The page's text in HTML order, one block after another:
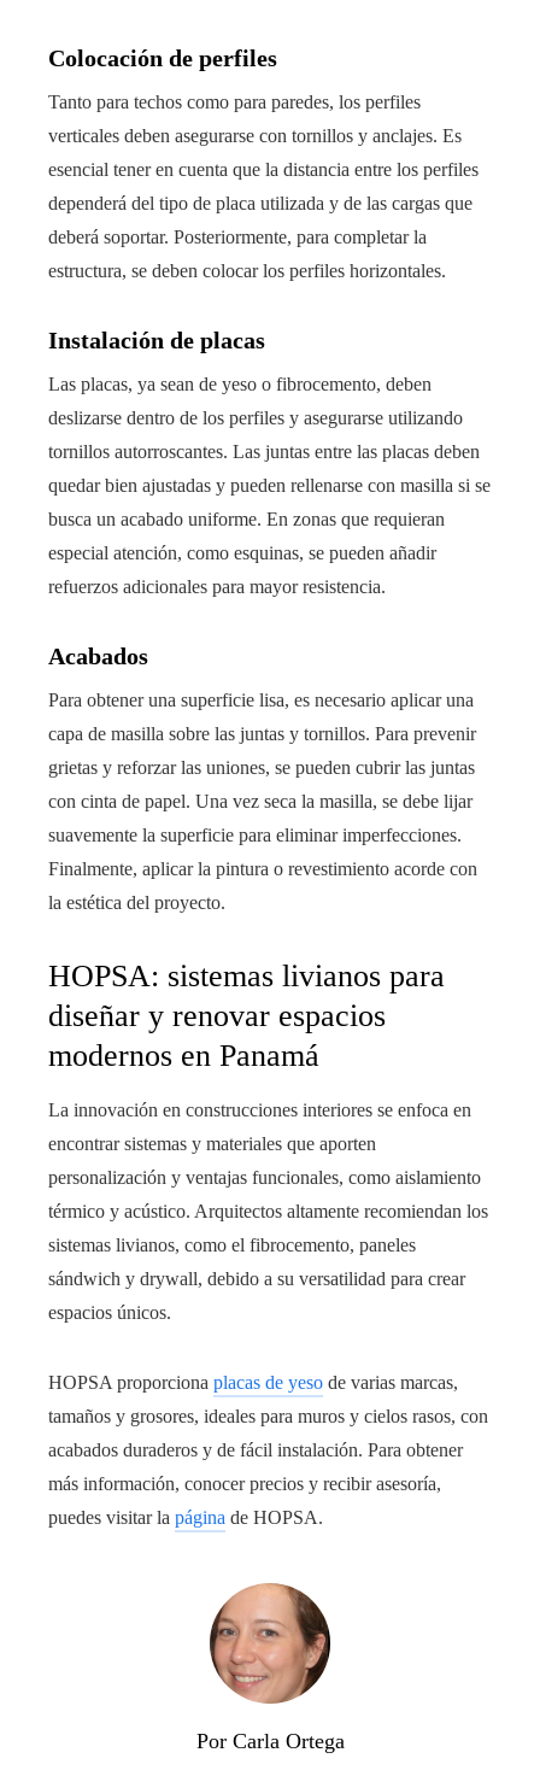
Colocación de perfiles
Tanto para techos como para paredes, los perfiles
verticales deben asegurarse con tornillos y anclajes. Es
esencial tener en cuenta que la distancia entre los perfiles
dependerá del tipo de placa utilizada y de las cargas que
deberá soportar. Posteriormente, para completar la
estructura, se deben colocar los perfiles horizontales.
Instalación de placas
Las placas, ya sean de yeso o fibrocemento, deben
deslizarse dentro de los perfiles y asegurarse utilizando
tornillos autorroscantes. Las juntas entre las placas deben
quedar bien ajustadas y pueden rellenarse con masilla si se
busca un acabado uniforme. En zonas que requieran
especial atención, como esquinas, se pueden añadir
refuerzos adicionales para mayor resistencia.
Acabados
Para obtener una superficie lisa, es necesario aplicar una
capa de masilla sobre las juntas y tornillos. Para prevenir
grietas y reforzar las uniones, se pueden cubrir las juntas
con cinta de papel. Una vez seca la masilla, se debe lijar
suavemente la superficie para eliminar imperfecciones.
Finalmente, aplicar la pintura o revestimiento acorde con
la estética del proyecto.
HOPSA: sistemas livianos para
diseñar y renovar espacios
modernos en Panamá
La innovación en construcciones interiores se enfoca en
encontrar sistemas y materiales que aporten
personalización y ventajas funcionales, como aislamiento
térmico y acústico. Arquitectos altamente recomiendan los
sistemas livianos, como el fibrocemento, paneles
sándwich y drywall, debido a su versatilidad para crear
espacios únicos.
HOPSA proporciona placas de yeso de varias marcas,
tamaños y grosores, ideales para muros y cielos rasos, con
acabados duraderos y de fácil instalación. Para obtener
más información, conocer precios y recibir asesoría,
puedes visitar la página de HOPSA.
Por Carla Ortega